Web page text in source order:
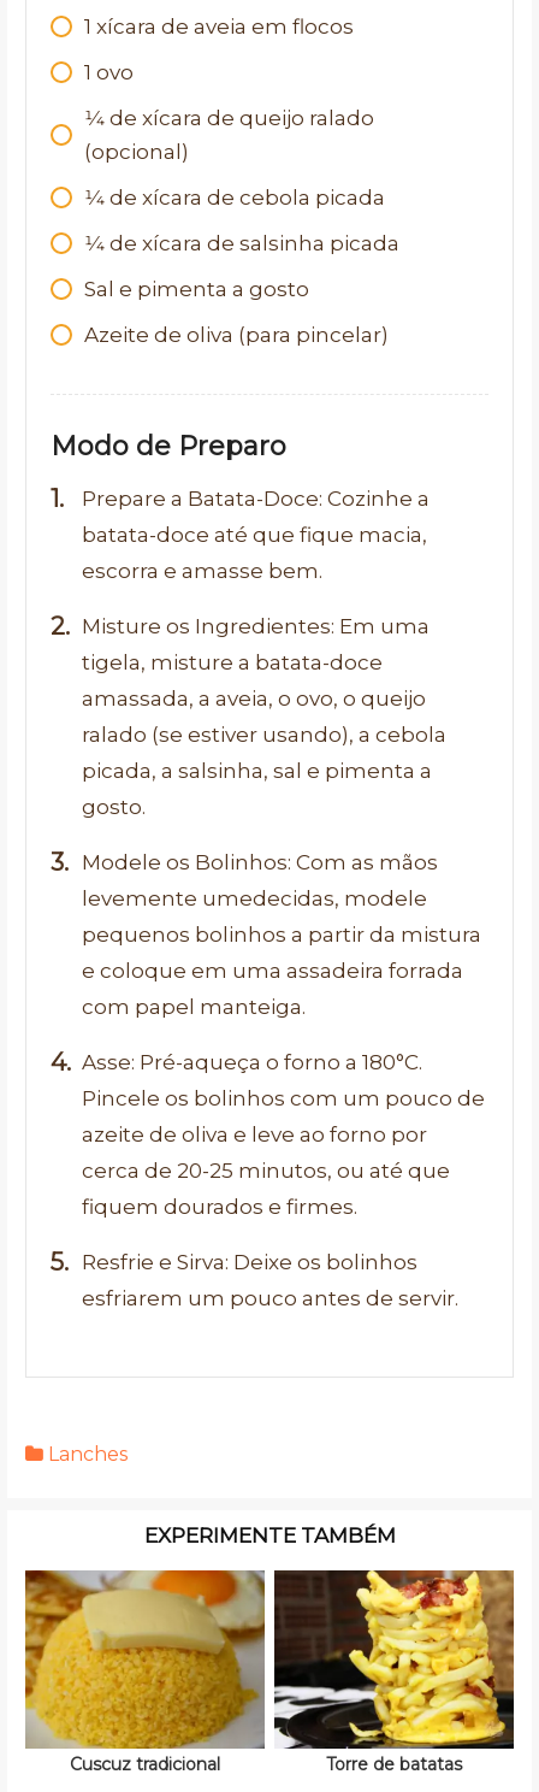
1 xícara de aveia em flocos
1 ovo
1⁄4 de xícara de queijo ralado
(opcional)
1⁄4 de xícara de cebola picada
1⁄4 de xícara de salsinha picada
Sal e pimenta a gosto
Azeite de oliva (para pincelar)
Modo de Preparo
Prepare a Batata-Doce: Cozinhe a
batata-doce até que fique macia,
escorra e amasse bem.
Misture os Ingredientes: Em uma
tigela, misture a batata-doce
amassada, a aveia, o ovo, o queijo
ralado (se estiver usando), a cebola
picada, a salsinha, sal e pimenta a
gosto.
Modele os Bolinhos: Com as mãos
levemente umedecidas, modele
pequenos bolinhos a partir da mistura
e coloque em uma assadeira forrada
com papel manteiga.
Asse: Pré-aqueça o forno a 180°C.
Pincele os bolinhos com um pouco de
azeite de oliva e leve ao forno por
cerca de 20-25 minutos, ou até que
fiquem dourados e firmes.
Resfrie e Sirva: Deixe os bolinhos
esfriarem um pouco antes de servir.
Lanches
EXPERIMENTE TAMBÉM
Cuscuz tradicional Torre de batatas